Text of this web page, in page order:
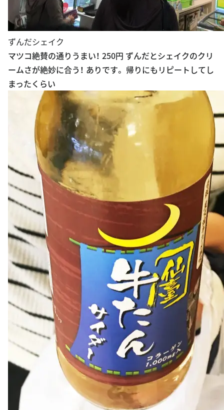
ずんだシェイク
マツコ絶賛の通りうまい！ 250円 ずんだとシェイクのクリ
ームさが絶妙に合う！ ありです。 帰りにもリピートしてし
まったくらい